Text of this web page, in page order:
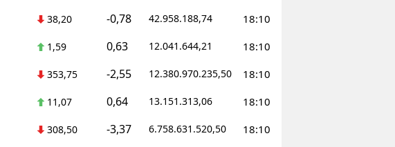
Bartın
Ardahan
Iğdır
Yalova
Karabük
38,20 -0,78 42.958.188,74 18:10
1,59 0,63 12.041.644,21 18:10
353,75 -2,55 12.380.970.235,50 18:10
11,07 0,64 13.151.313,06 18:10
308,50 -3,37 6.758.631.520,50 18:10